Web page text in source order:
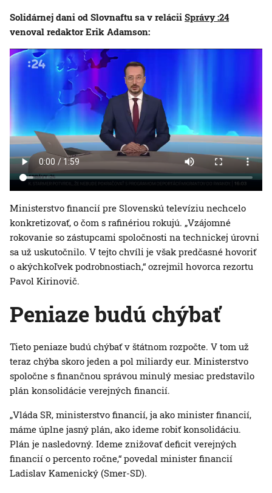
Solidárnej dani od Slovnaftu sa v relácii Správy :24
venoval redaktor Erik Adamson:
Ministerstvo financií pre Slovenskú televíziu nechcelo
konkretizovať, o čom s rafinériou rokujú. „Vzájomné
rokovanie so zástupcami spoločnosti na technickej úrovni
sa už uskutočnilo. V tejto chvíli je však predčasné hovoriť
o akýchkoľvek podrobnostiach,“ ozrejmil hovorca rezortu
Pavol Kirinovič.
Peniaze budú chýbať
Tieto peniaze budú chýbať v štátnom rozpočte. V tom už
teraz chýba skoro jeden a pol miliardy eur. Ministerstvo
spoločne s finančnou správou minulý mesiac predstavilo
plán konsolidácie verejných financií.
„Vláda SR, ministerstvo financií, ja ako minister financií,
máme úplne jasný plán, ako ideme robiť konsolidáciu.
Plán je nasledovný. Ideme znižovať deficit verejných
financií o percento ročne,“ povedal minister financií
Ladislav Kamenický (Smer-SD).